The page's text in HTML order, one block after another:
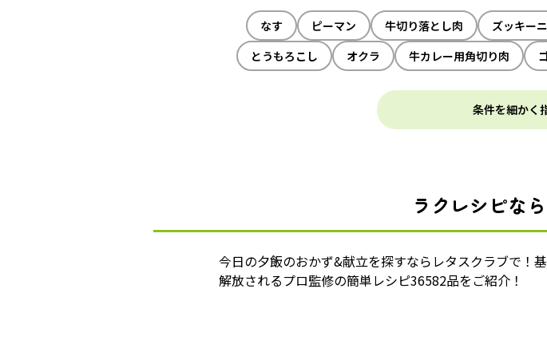
なす ピーマン 牛切り落とし肉 ズッキーニ
とうもろこし
オクラ 牛カレー用角切り肉
条件を細かく
ラクレシピな
今日の夕飯のおかず&献立を探すならレタスクラブで！
解放されるプロ監修の簡単レシピ36582品をご紹介！